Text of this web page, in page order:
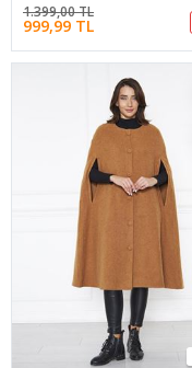
999,99 TL
1.399,00 TL